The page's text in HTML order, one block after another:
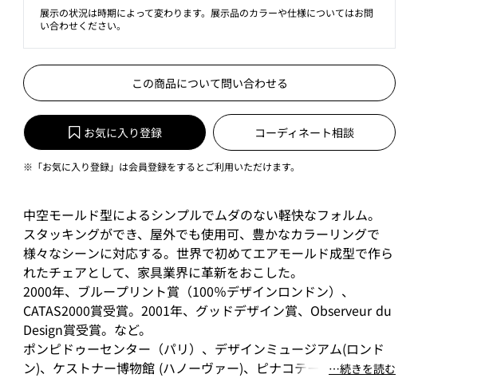
展示の状況は時期によって変わります。展示品のカラーや仕様についてはお問
い合わせください。
この商品について問い合わせる
お気に入り登録 コーディネート相談
※「お気に入り登録」は会員登録をするとご利用いただけます。
中空モールド型によるシンプルでムダのない軽快なフォルム。
スタッキングができ、屋外でも使用可、豊かなカラーリングで
様々なシーンに対応する。世界で初めてエアモールド成型で作ら
れたチェアとして、家具業界に革新をおこした。
2000年、ブループリント賞（100％デザインロンドン）、
CATAS2000賞受賞。2001年、グッドデザイン賞、Observeur du
Design賞受賞。など。
ポンピドゥーセンター（パリ）、デザインミュージアム(ロンド
ン)、ケストナー博物館 (ハノーヴァー)、ピナコテーク・デア・
⋯続きを読む